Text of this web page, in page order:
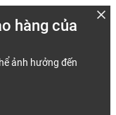
hàng của
ảnh hưởng đến